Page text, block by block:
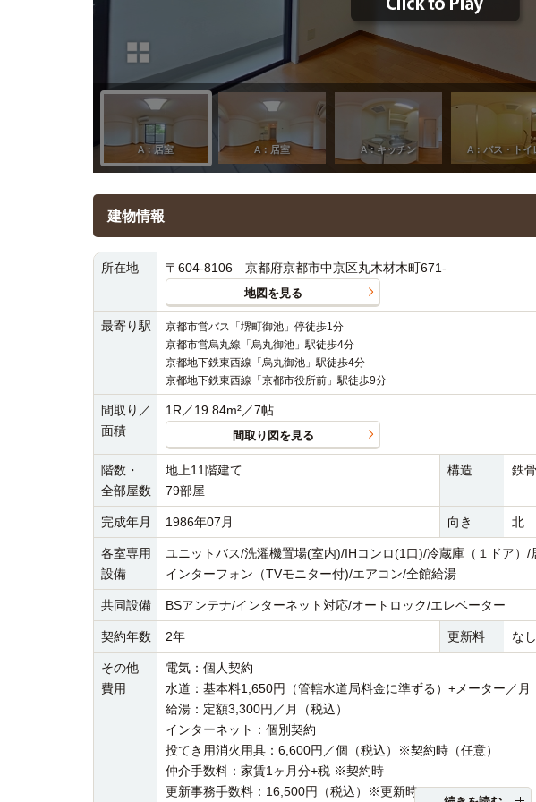
建物情報
所在地 〒604-8106 京都府京都市中京区丸木材木町671-
地図を見る
最寄り駅
京都市営バス「堺町御池」停徒歩1分
京都市営烏丸線「烏丸御池」駅徒歩4分
京都地下鉄東西線「烏丸御池」駅徒歩4分
京都地下鉄東西線「京都市役所前」駅徒歩9分
間取り／
面積
1R／19.84m²／7帖
間取り図を見る
階数・
全部屋数
地上11階建て
79部屋
構造 鉄
完成年月 1986年07月 向き 北
各室専用
設備
ユニットバス/洗濯機置場(室内)/IHコンロ(1口)/冷蔵庫（１ドア）
インターフォン（TVモニター付)/エアコン/全館給湯
共同設備 BSアンテナ/インターネット対応/オートロック/エレベーター
契約年数 2年 更新料 なし
その他
費用
電気：個人契約
水道：基本料1,650円（管轄水道局料金に準ずる）+メーター／月
給湯：定額3,300円／月（税込）
インターネット：個別契約
投てき用消火用具：6,600円／個（税込）※契約時（任意）
仲介手数料：家賃1ヶ月分+税 ※契約時
更新事務手数料：16,500円（税込）※更新時